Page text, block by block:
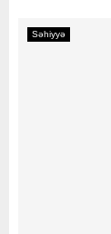
Səhiyyə